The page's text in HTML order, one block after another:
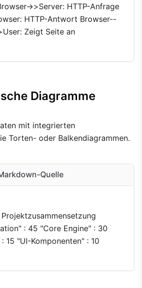
>>Server: HTTP-Anfrage
HTTP-Antwort Browser--
Zeigt Seite an
Diagramme
mit integrierten
Torten- oder Balkendiagrammen.
Quelle
: 45 "Core Engine" : 30
15 "UI-Komponenten" : 10